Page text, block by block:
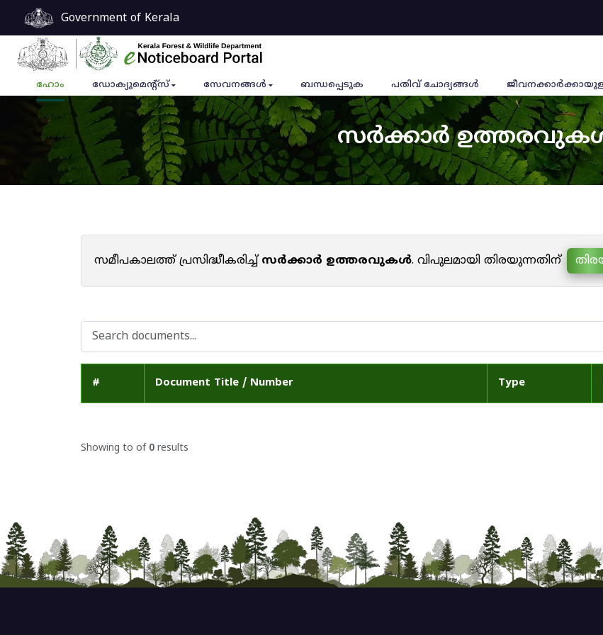
Government of Kerala
ഹോം ഡോക്യുമെൻ്റ്സ് സേവനങ്ങൾ ബന്ധപ്പെടുക പതിവ് ചോദ്യങ്ങൾ
സർക്കാർ
സമീപകാലത്ത് പ്രസിദ്ധീകരിച്ച്സർക്കാർ ഉത്തരവുകൾ. വിപുലമായി തിരയുന്നതിന്
# Document Title / Number Type
Showing to of 0 results